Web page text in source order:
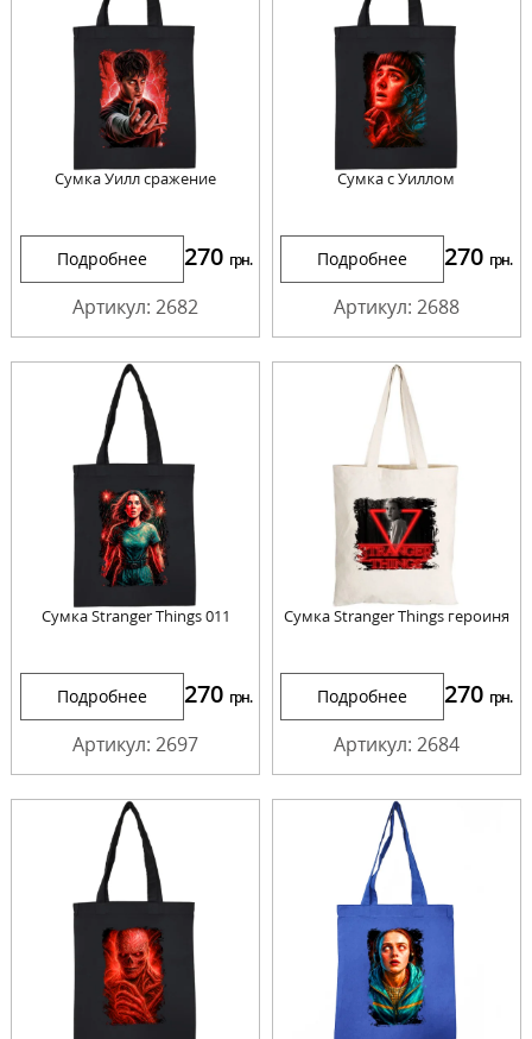
Сумка Уилл сражение
Подробнее 270 грн.
Артикул: 2682
Сумка с Уиллом
Подробнее 270 грн.
Артикул: 2688
Сумка Stranger Things 011
Подробнее 270 грн.
Артикул: 2697
Сумка Stranger Things героиня
Подробнее 270 грн.
Артикул: 2684